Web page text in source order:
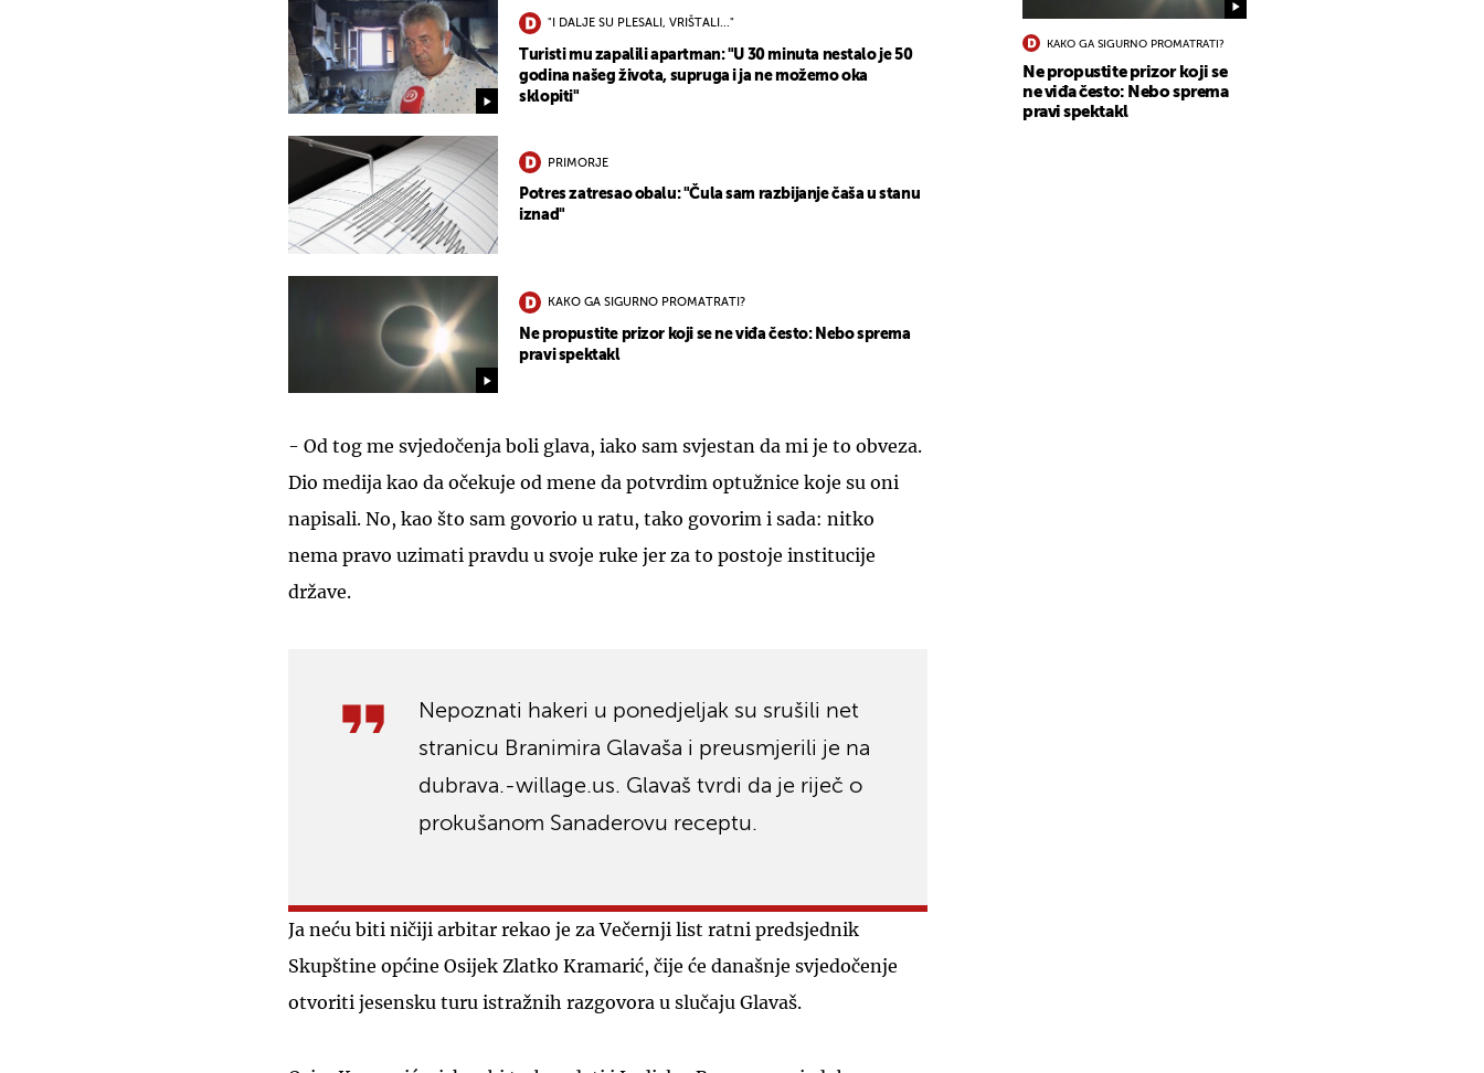
"I DALJE SU PLESALI, VRIŠTALI..."
Turisti mu zapalili apartman: "U 30 minuta nestalo je 50
godina našeg života, supruga i ja ne možemo oka
sklopiti"
PRIMORJE
Potres zatresao obalu: "Čula sam razbijanje čaša u stanu
iznad"
KAKO GA SIGURNO PROMATRATI?
Ne propustite prizor koji se ne viđa često: Nebo sprema
pravi spektakl
- Od tog me svjedočenja boli glava, iako sam svjestan da mi je to obveza.
Dio medija kao da očekuje od mene da potvrdim optužnice koje su oni
napisali. No, kao što sam govorio u ratu, tako govorim i sada: nitko
nema pravo uzimati pravdu u svoje ruke jer za to postoje institucije
države.
Nepoznati hakeri u ponedjeljak su srušili net
stranicu Branimira Glavaša i preusmjerili je na
dubrava.-willage.us. Glavaš tvrdi da je riječ o
prokušanom Sanaderovu receptu.
Ja neću biti ničiji arbitar rekao je za Večernji list ratni predsjednik
Skupštine općine Osijek Zlatko Kramarić, čije će današnje svjedočenje
otvoriti jesensku turu istražnih razgovora u slučaju Glavaš.
KAKO GA SIGURNO PROMATRATI?
Ne propustite prizor koji se
ne viđa često: Nebo sprema
pravi spektakl
UKLJUČITE NOTIFIKACIJE